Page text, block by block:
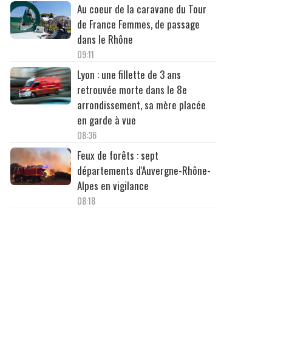
Au coeur de la caravane du Tour
de France Femmes, de passage
dans le Rhône
09:11
Lyon : une fillette de 3 ans
retrouvée morte dans le 8e
arrondissement, sa mère placée
en garde à vue
08:36
Feux de forêts : sept
départements d'Auvergne-Rhône-
Alpes en vigilance
08:18